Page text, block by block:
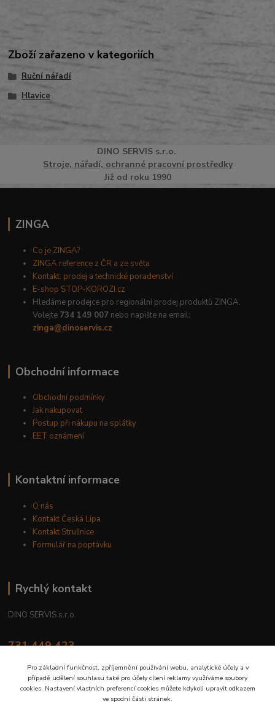
Zboží zařazeno v kategoriích
Ruční nářadí
Hlavice
DINO SERVISs.r.o.
Stroje, nářadí, ochranné pracovní prostředky
Již od roku 1990
ZINGA
Co je ZINGA?
ZINGA reference z ČR a ze světa
Kontakt: prodej a technické poradenství
E-shop STOP-KOROZI.cz
Hledáme prodejce pro regionální prodej produktů ZINGA.
Volejte 734 149 007 nebo napište na email:
zinga@dinoservis.cz
Obchodní informace
Obchodní podmínky
Jak nakupovat
Postup při nákupu na splátky
EET oznámení
Kontaktní informace
O nás
Kontakt Česká Lípa
Kontakt Stružnice
Formulář na poptávku
Rychlý kontakt
DINO SERVIS s.r.o.
731 449 423
prodejna@dinoservis.cz
Pro základní funkčnost, zpříjemnění používání webu, analytické účely a v
případě udělení souhlasu také pro účely cílení reklamy využíváme soubory
cookies. Nastavení vlastních preferencí cookies můžete kdykoli upravit odkazem
ve spodní části stránek.